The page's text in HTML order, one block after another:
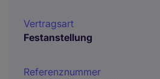
Vertragsart
Festanstellung
Referenznummer